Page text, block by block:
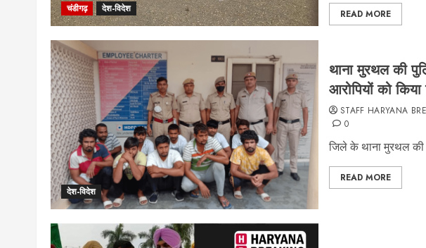
चंडीगढ़ देश-विदेश READ MORE
देश-विदेश
थाना मुरथल की
आरोपियों को किया
STAFF HARYANA
0
जिले के थाना मुरथल
READ MORE